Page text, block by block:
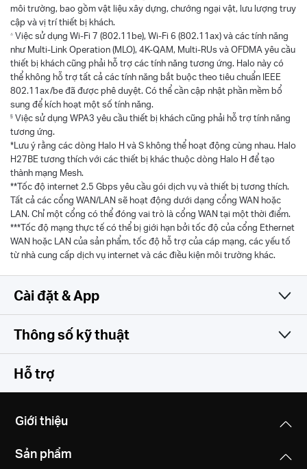
môi trường, bao gồm vật liệu xây dựng, chướng ngại vật, lưu lượng truy
cập và vị trí thiết bị khách.
△ Việc sử dụng Wi-Fi 7 (802.11be), Wi-Fi 6 (802.11ax) và các tính năng
như Multi-Link Operation (MLO), 4K-QAM, Multi-RUs và OFDMA yêu cầu
thiết bị khách cũng phải hỗ trợ các tính năng tương ứng. Halo này có
thể không hỗ trợ tất cả các tính năng bắt buộc theo tiêu chuẩn IEEE
802.11ax/be đã được phê duyệt. Có thể cần cập nhật phần mềm bổ
sung để kích hoạt một số tính năng.
§ Việc sử dụng WPA3 yêu cầu thiết bị khách cũng phải hỗ trợ tính năng
tương ứng.
*Lưu ý rằng các dòng Halo H và S không thể hoạt động cùng nhau. Halo
H27BE tương thích với các thiết bị khác thuộc dòng Halo H để tạo
thành mạng Mesh.
**Tốc độ internet 2.5 Gbps yêu cầu gói dịch vụ và thiết bị tương thích.
Tất cả các cổng WAN/LAN sẽ hoạt động dưới dạng cổng WAN hoặc
LAN. Chỉ một cổng có thể đóng vai trò là cổng WAN tại một thời điểm.
***Tốc độ mạng thực tế có thể bị giới hạn bởi tốc độ của cổng Ethernet
WAN hoặc LAN của sản phẩm, tốc độ hỗ trợ của cáp mạng, các yếu tố
từ nhà cung cấp dịch vụ internet và các điều kiện môi trường khác.
Cài đặt & App
Đơn giản và đa tính năng
Thông số kỹ thuật
Thông số không dây
5 GHz: IEEE 802.11b/g/n/ac/ax/be mixed
Router, Access Point
Hỗ trợ
Giới thiệu
Sản phẩm